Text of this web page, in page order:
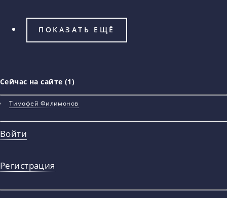
ПОКАЗАТЬ ЕЩЁ
Сейчас на сайте (1)
Тимофей Филимонов
Войти
Регистрация